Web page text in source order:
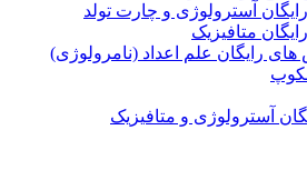
آسترولوژی و چارت تولد
متافیزیک
های رایگان علم اعداد (نامرولوژی)
آسترولوژی و متافیزیک